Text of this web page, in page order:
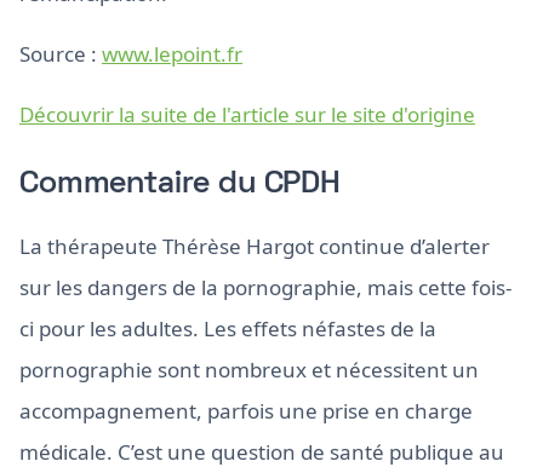
Source : www.lepoint.fr
Découvrir la suite de l'article sur le site d'origine
Commentaire du CPDH
La thérapeute Thérèse Hargot continue d’alerter
sur les dangers de la pornographie, mais cette fois-
ci pour les adultes. Les effets néfastes de la
pornographie sont nombreux et nécessitent un
accompagnement, parfois une prise en charge
médicale. C’est une question de santé publique au